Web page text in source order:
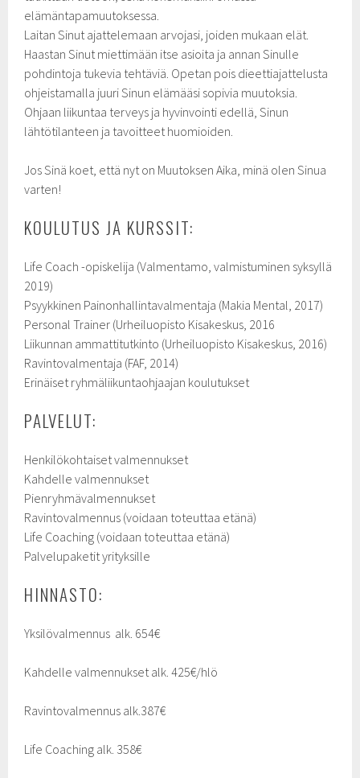
elämäntapamuutoksessa.
Laitan Sinut ajattelemaan arvojasi, joiden mukaan elät.
Haastan Sinut miettimään itse asioita ja annan Sinulle
pohdintoja tukevia tehtäviä. Opetan pois dieettiajattelusta
ohjeistamalla juuri Sinun elämääsi sopivia muutoksia.
Ohjaan liikuntaa terveys ja hyvinvointi edellä, Sinun
lähtötilanteen ja tavoitteet huomioiden.
Jos Sinä koet, että nyt on Muutoksen Aika, minä olen Sinua
varten!
KOULUTUS JA KURSSIT:
Life Coach -opiskelija (Valmentamo, valmistuminen syksyllä
2019)
Psyykkinen Painonhallintavalmentaja (Makia Mental, 2017)
Personal Trainer (Urheiluopisto Kisakeskus, 2016
Liikunnan ammattitutkinto (Urheiluopisto Kisakeskus, 2016)
Ravintovalmentaja (FAF, 2014)
Erinäiset ryhmäliikuntaohjaajan koulutukset
PALVELUT:
Henkilökohtaiset valmennukset
Kahdelle valmennukset
Pienryhmävalmennukset
Ravintovalmennus (voidaan toteuttaa etänä)
Life Coaching (voidaan toteuttaa etänä)
Palvelupaketit yrityksille
HINNASTO:
Yksilövalmennus alk. 654€
Kahdelle valmennukset alk. 425€/hlö
Ravintovalmennus alk.387€
Life Coaching alk. 358€